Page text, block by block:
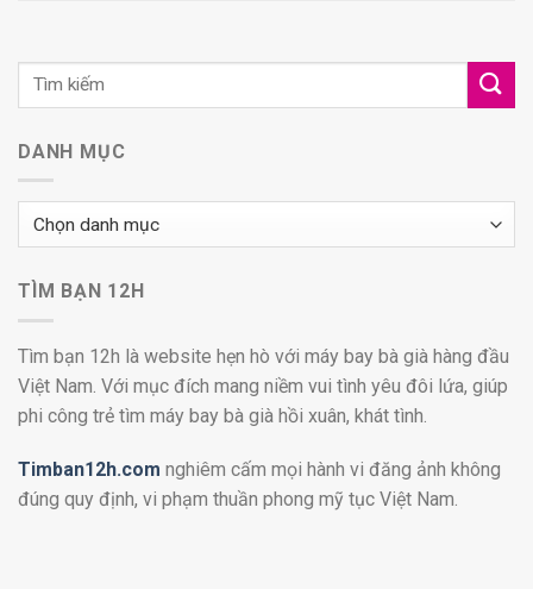
DANH MỤC
Danh
TÌM BẠN 12H
Tìm bạn 12h là website hẹn hò với máy bay bà già hàng đầu
Việt Nam. Với mục đích mang niềm vui tình yêu đôi lứa, giúp
phi công trẻ tìm máy bay bà già hồi xuân, khát tình.
Timban12h.com nghiêm cấm mọi hành vi đăng ảnh không
đúng quy định, vi phạm thuần phong mỹ tục Việt Nam.